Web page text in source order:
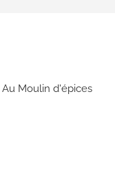
Au Moulin d'épices